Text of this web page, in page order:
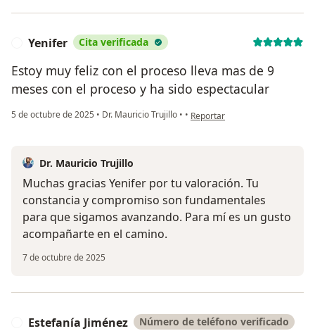
Yenifer Cita verificada
Estoy muy feliz con el proceso lleva mas de 9
meses con el proceso y ha sido espectacular
5 de octubre de 2025 • Dr. Mauricio Trujillo • • en opinión del usuario Yenifer
Reportar
Dr. Mauricio Trujillo
Muchas gracias Yenifer por tu valoración. Tu
constancia y compromiso son fundamentales
para que sigamos avanzando. Para mí es un gusto
acompañarte en el camino.
7 de octubre de 2025
Estefanía Jiménez Número de teléfono verificado